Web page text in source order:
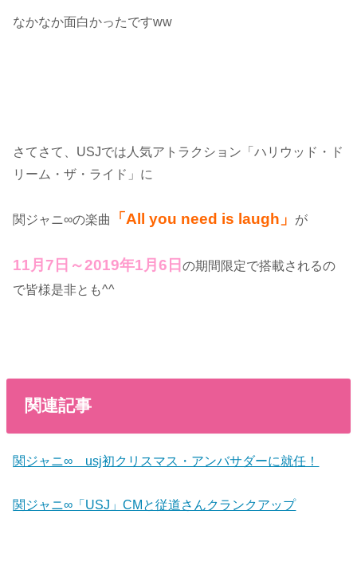
なかなか面白かったですww
さてさて、USJでは人気アトラクション「ハリウッド・ド
リーム・ザ・ライド」に
関ジャニ∞の楽曲 「All you need is laugh」 が
11月7日～2019年1月6日の期間限定で搭載されるの
で皆様是非とも^^
関連記事
関ジャニ∞ usj初クリスマス・アンバサダーに就任！
関ジャニ∞「USJ」CMと従道さんクランクアップ